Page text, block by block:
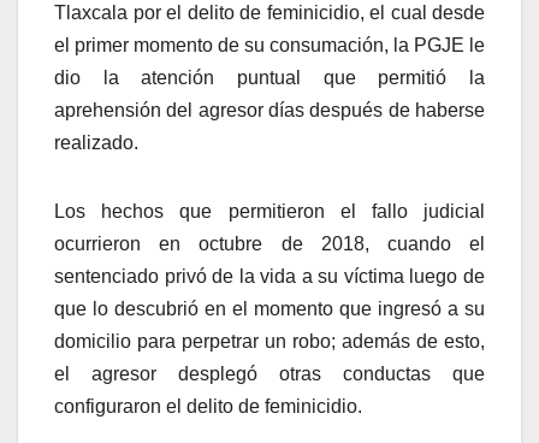
Tlaxcala por el delito de feminicidio, el cual desde
el primer momento de su consumación, la PGJE le
dio la atención puntual que permitió la
aprehensión del agresor días después de haberse
realizado.
Los hechos que permitieron el fallo judicial
ocurrieron en octubre de 2018, cuando el
sentenciado privó de la vida a su víctima luego de
que lo descubrió en el momento que ingresó a su
domicilio para perpetrar un robo; además de esto,
el agresor desplegó otras conductas que
configuraron el delito de feminicidio.